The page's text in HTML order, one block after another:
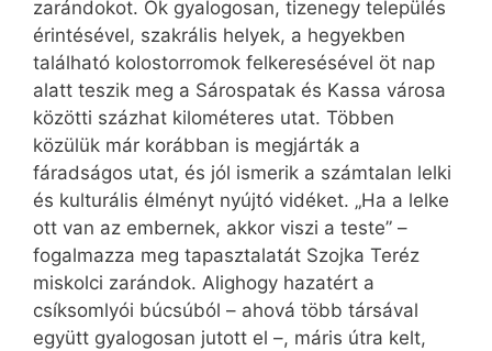
zarándokot. Ők gyalogosan, tizenegy település
érintésével, szakrális helyek, a hegyekben
található kolostorromok felkeresésével öt nap
alatt teszik meg a Sárospatak és Kassa városa
közötti százhat kilométeres utat. Többen
közülük már korábban is megjárták a
fáradságos utat, és jól ismerik a számtalan lelki
és kulturális élményt nyújtó vidéket. „Ha a lelke
ott van az embernek, akkor viszi a teste” –
fogalmazza meg tapasztalatát Szojka Teréz
miskolci zarándok. Alighogy hazatért a
csíksomlyói búcsúból – ahová több társával
együtt gyalogosan jutott el –, máris útra kelt,